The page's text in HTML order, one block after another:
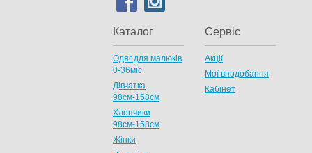
Каталог
Одяг для малюків
0-36міс
Дівчатка
98cм-158см
Хлопчики
98см-158см
Жінки
Сервіс
Акції
Мої вподобання
Кабінет